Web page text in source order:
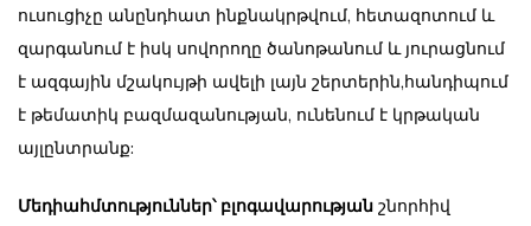
ուսուցիչը անընդհատ ինքնակրթվում, հետազոտում և
զարգանում է իսկ սովորողը ծանոթանում և յուրացնում
է ազգային մշակույթի ավելի լայն շերտերին,հանդիպում
է թեմատիկ բազմազանության, ունենում է կրթական
այլընտրանք:
Մեդիահմտություններ՝ բլոգավարության շնորհիվ